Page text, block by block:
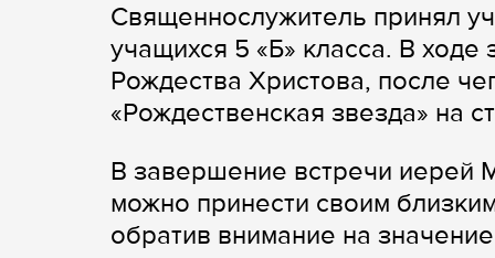
Священнослужитель принял
учащихся 5 «Б» класса. В
Рождества Христова, после
«Рождественская звезда» на
В завершение встречи иерей
можно принести своим
обратив внимание на